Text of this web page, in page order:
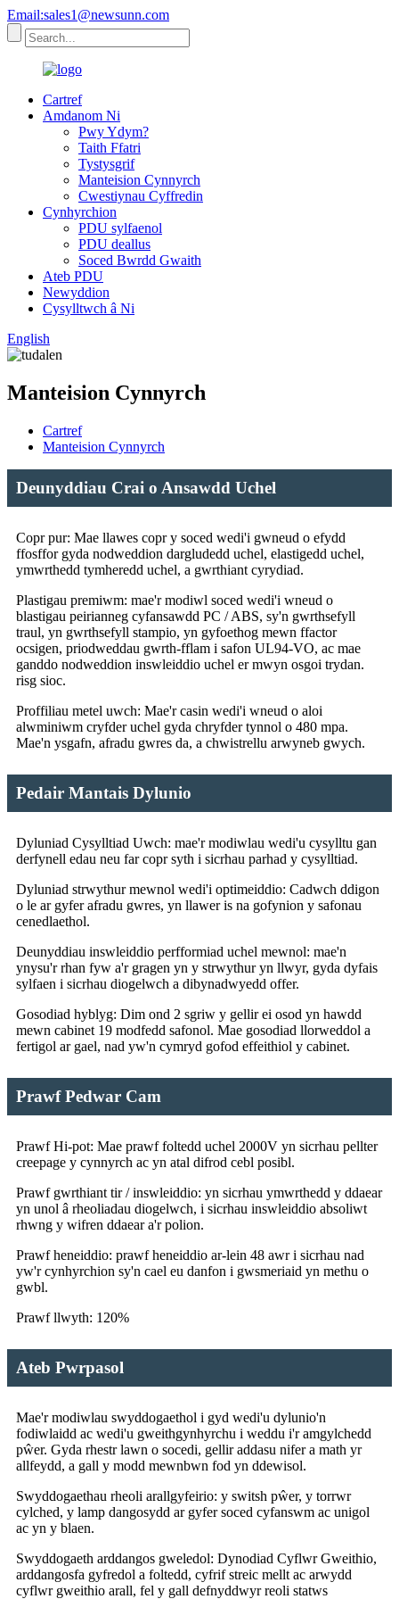
Email:sales1@newsunn.com
Cartref
Amdanom Ni
Pwy Ydym?
Taith Ffatri
Tystysgrif
Manteision Cynnyrch
Cwestiynau Cyffredin
Cynhyrchion
PDU sylfaenol
PDU deallus
Soced Bwrdd Gwaith
Ateb PDU
Newyddion
Cysylltwch â Ni
English
Manteision Cynnyrch
Cartref
Manteision Cynnyrch
Deunyddiau Crai o Ansawdd Uchel
Copr pur: Mae llawes copr y soced wedi'i gwneud o efydd
ffosffor gyda nodweddion dargludedd uchel, elastigedd uchel,
ymwrthedd tymheredd uchel, a gwrthiant cyrydiad.
Plastigau premiwm: mae'r modiwl soced wedi'i wneud o
blastigau peirianneg cyfansawdd PC / ABS, sy'n gwrthsefyll
traul, yn gwrthsefyll stampio, yn gyfoethog mewn ffactor
ocsigen, priodweddau gwrth-fflam i safon UL94-VO, ac mae
ganddo nodweddion inswleiddio uchel er mwyn osgoi trydan.
risg sioc.
Proffiliau metel uwch: Mae'r casin wedi'i wneud o aloi
alwminiwm cryfder uchel gyda chryfder tynnol o 480 mpa.
Mae'n ysgafn, afradu gwres da, a chwistrellu arwyneb gwych.
Pedair Mantais Dylunio
Dyluniad Cysylltiad Uwch: mae'r modiwlau wedi'u cysylltu gan
derfynell edau neu far copr syth i sicrhau parhad y cysylltiad.
Dyluniad strwythur mewnol wedi'i optimeiddio: Cadwch ddigon
o le ar gyfer afradu gwres, yn llawer is na gofynion y safonau
cenedlaethol.
Deunyddiau inswleiddio perfformiad uchel mewnol: mae'n
ynysu'r rhan fyw a'r gragen yn y strwythur yn llwyr, gyda dyfais
sylfaen i sicrhau diogelwch a dibynadwyedd offer.
Gosodiad hyblyg: Dim ond 2 sgriw y gellir ei osod yn hawdd
mewn cabinet 19 modfedd safonol. Mae gosodiad llorweddol a
fertigol ar gael, nad yw'n cymryd gofod effeithiol y cabinet.
Prawf Pedwar Cam
Prawf Hi-pot: Mae prawf foltedd uchel 2000V yn sicrhau pellter
creepage y cynnyrch ac yn atal difrod cebl posibl.
Prawf gwrthiant tir / inswleiddio: yn sicrhau ymwrthedd y ddaear
yn unol â rheoliadau diogelwch, i sicrhau inswleiddio absoliwt
rhwng y wifren ddaear a'r polion.
Prawf heneiddio: prawf heneiddio ar-lein 48 awr i sicrhau nad
yw'r cynhyrchion sy'n cael eu danfon i gwsmeriaid yn methu o
gwbl.
Prawf llwyth: 120%
Ateb Pwrpasol
Mae'r modiwlau swyddogaethol i gyd wedi'u dylunio'n
fodiwlaidd ac wedi'u gweithgynhyrchu i weddu i'r amgylchedd
pŵer. Gyda rhestr lawn o socedi, gellir addasu nifer a math yr
allfeydd, a gall y modd mewnbwn fod yn ddewisol.
Swyddogaethau rheoli arallgyfeirio: y switsh pŵer, y torrwr
cylched, y lamp dangosydd ar gyfer soced cyfanswm ac unigol
ac yn y blaen.
Swyddogaeth arddangos gweledol: Dynodiad Cyflwr Gweithio,
arddangosfa gyfredol a foltedd, cyfrif streic mellt ac arwydd
cyflwr gweithio arall, fel y gall defnyddwyr reoli statws